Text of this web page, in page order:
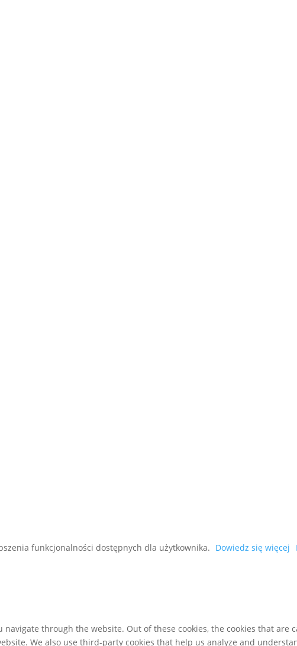
funkcjonalności dostępnych dla użytkownika. Dowiedz się więcej
through the website. Out of these cookies, the cookies that are
We also use third-party cookies that help us analyze and